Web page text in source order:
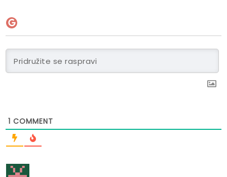
1 COMMENT